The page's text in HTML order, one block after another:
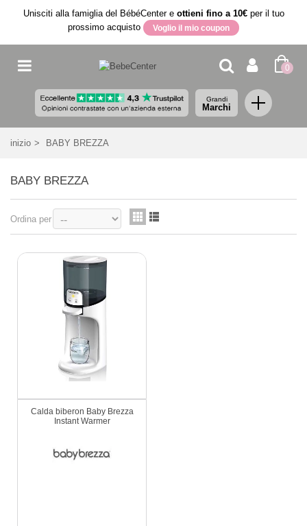
Unisciti alla famiglia del BébéCenter e ottieni fino a 10€per il tuo
prossimo acquisto
Voglio il mio coupon
0
Grandi
Marchi
inizio > BABY BREZZA
BABY BREZZA
Ordina per
Calda biberon Baby Brezza
Instant Warmer